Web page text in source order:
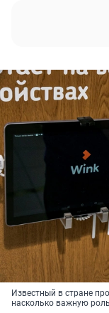
Известный в стране
насколько важную